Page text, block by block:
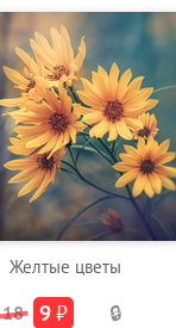
Желтые цветы
18 9₽ 🔒